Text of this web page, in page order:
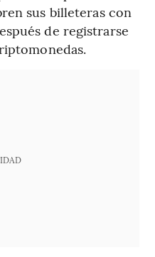
sus billeteras con
de registrarse